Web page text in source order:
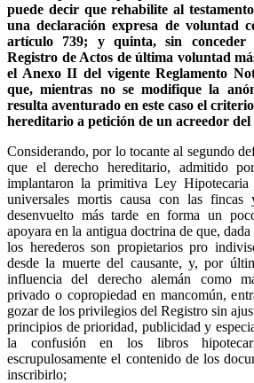
puede decir que rehabilite al
una declaración expresa de voluntad
artículo 739; y quinta, sin
Registro de Actos de última voluntad
el Anexo II del vigente Reglamento
que, mientras no se modifique la
resulta aventurado en este caso el
hereditario a petición de un acreedor
Considerando, por lo tocante al segundo
que el derecho hereditario, admitido
implantaron la primitiva Ley
universales mortis causa con las fincas
desenvuelto más tarde en forma un
apoyara en la antigua doctrina de que,
los herederos son propietarios pro
desde la muerte del causante, y, por
influencia del derecho alemán como
privado o copropiedad en mancomún,
gozar de los privilegios del Registro sin
principios de prioridad, publicidad y
la confusión en los libros
escrupulosamente el contenido de los
inscribirlo;